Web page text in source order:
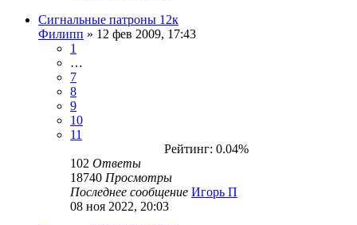
Сигнальные патроны 12к
Филипп » 12 фев 2009, 17:43
1
…
7
8
9
10
11
Рейтинг: 0.04%
102 Ответы
18740 Просмотры
Последнее сообщение Игорь П
08 ноя 2022, 20:03